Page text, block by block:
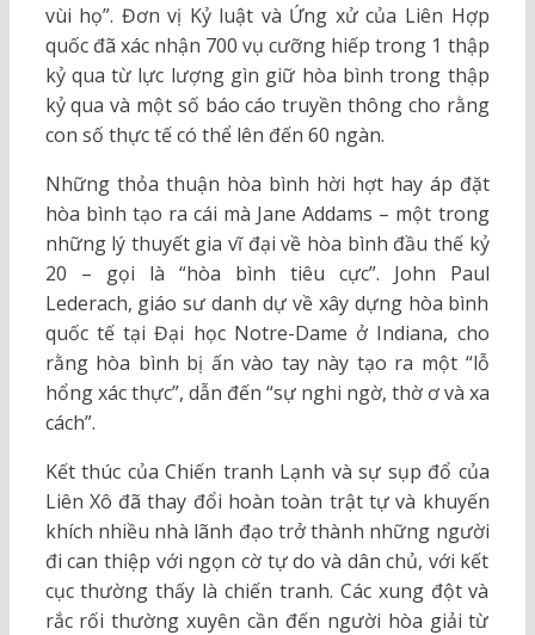
vùi họ”. Đơn vị Kỷ luật và Ứng xử của Liên Hợp
quốc đã xác nhận 700 vụ cưỡng hiếp trong 1 thập
kỷ qua từ lực lượng gìn giữ hòa bình trong thập
kỷ qua và một số báo cáo truyền thông cho rằng
con số thực tế có thể lên đến 60 ngàn.
Những thỏa thuận hòa bình hời hợt hay áp đặt
hòa bình tạo ra cái mà Jane Addams – một trong
những lý thuyết gia vĩ đại về hòa bình đầu thế kỷ
20 – gọi là “hòa bình tiêu cực”. John Paul
Lederach, giáo sư danh dự về xây dựng hòa bình
quốc tế tại Đại học Notre-Dame ở Indiana, cho
rằng hòa bình bị ấn vào tay này tạo ra một “lỗ
hổng xác thực”, dẫn đến “sự nghi ngờ, thờ ơ và xa
cách”.
Kết thúc của Chiến tranh Lạnh và sự sụp đổ của
Liên Xô đã thay đổi hoàn toàn trật tự và khuyến
khích nhiều nhà lãnh đạo trở thành những người
đi can thiệp với ngọn cờ tự do và dân chủ, với kết
cục thường thấy là chiến tranh. Các xung đột và
rắc rối thường xuyên cần đến người hòa giải từ